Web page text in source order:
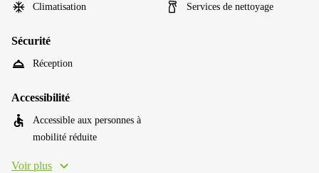
Climatisation Services de nettoyage
Sécurité
Réception
Accessibilité
Accessible aux personnes à
mobilité réduite
Voir plus